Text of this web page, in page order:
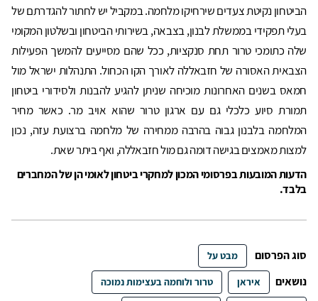
הביטחון נקיטת צעדים שירחיקו מלחמה. במקביל יש לחתור להגדרתם של
בעלי תפקידי בממשלת לבנון, בצבאה, בשירותי הביטחון ובשלטון המקומי
שלה כתומכי טרור תחת סנקציות, ככל שהם מסייעים להמשך הפעילות
הצבאית האסורה של חזבאללה לאורך הקו הכחול. התנהלות ישראל מול
חמאס בשנים האחרונות מוכיחה שניתן להגיע להבנות ולסידורי ביטחון
תמורת סיוע כלכלי גם עם ארגון טרור שהוא אויב מר. כאשר מחיר
המלחמה בלבנון גבוה בהרבה ממחירה של מלחמה ברצועת עזה, נכון
למצות מאמצים בגישה דומה גם מול חזבאללה, ואף ביתר שאת.
הדעות המובעות בפרסומי המכון למחקרי ביטחון לאומי הן של המחברים
בלבד.
סוג הפרסום מבט על
נושאים איראן טרור ולוחמה בעצימות נמוכה